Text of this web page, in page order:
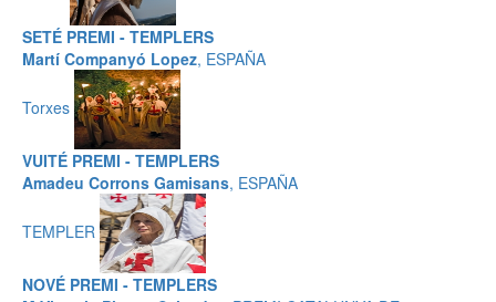
SETÉ PREMI - TEMPLERS
Martí Companyó Lopez, ESPAÑA
Torxes
VUITÉ PREMI - TEMPLERS
Amadeu Corrons Gamisans, ESPAÑA
TEMPLER
NOVÉ PREMI - TEMPLERS